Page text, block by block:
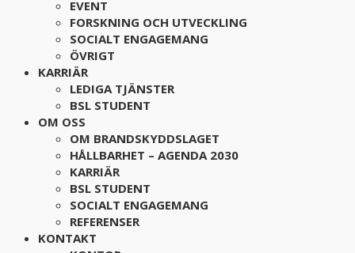
EVENT
FORSKNING OCH UTVECKLING
SOCIALT ENGAGEMANG
ÖVRIGT
KARRIÄR
LEDIGA TJÄNSTER
BSL STUDENT
OM OSS
OM BRANDSKYDDSLAGET
HÅLLBARHET – AGENDA 2030
KARRIÄR
BSL STUDENT
SOCIALT ENGAGEMANG
REFERENSER
KONTAKT